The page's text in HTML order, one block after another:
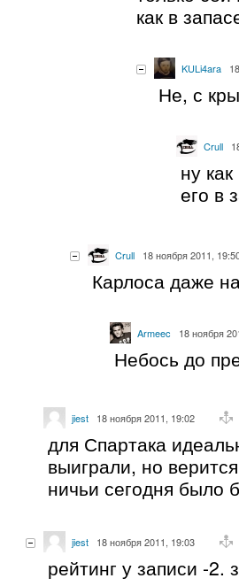
как в
KULi4ara
Не, с
Crull
ну
его в
Crull 18 ноября 2011,
Карлоса даже
Armeec 18 ноября
Небось до
jiest 18 ноября 2011, 19:02
для Спартака
выиграли, но
ничьи сегодня было
jiest 18 ноября 2011, 19:03
рейтинг у записи -2.